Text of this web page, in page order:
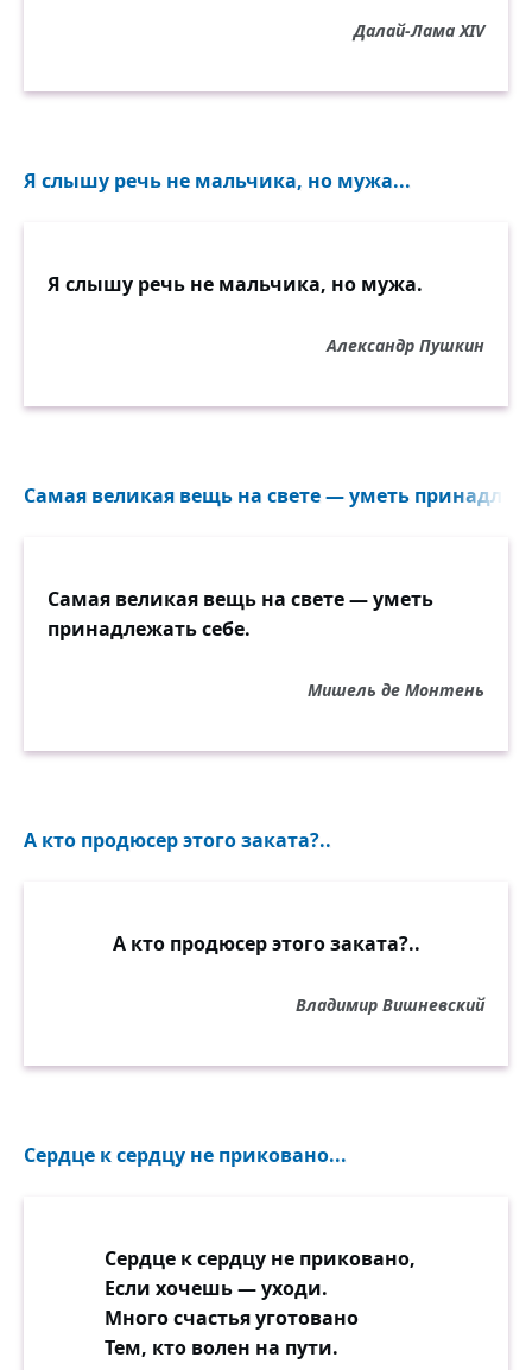
Далай-Лама XIV
Я слышу речь не мальчика, но мужа...
Я слышу речь не мальчика, но мужа.
Александр Пушкин
Самая великая вещь на свете — уметь
Самая великая вещь на свете — уметь
принадлежать себе.
Мишель де Монтень
А кто продюсер этого заката?..
А кто продюсер этого заката?..
Владимир Вишневский
Сердце к сердцу не приковано...
Сердце к сердцу не приковано,
Если хочешь — уходи.
Много счастья уготовано
Тем, кто волен на пути.